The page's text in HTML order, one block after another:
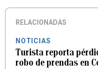
RELACIONADAS
NOTICIAS
Turista reporta
robo de prendas en